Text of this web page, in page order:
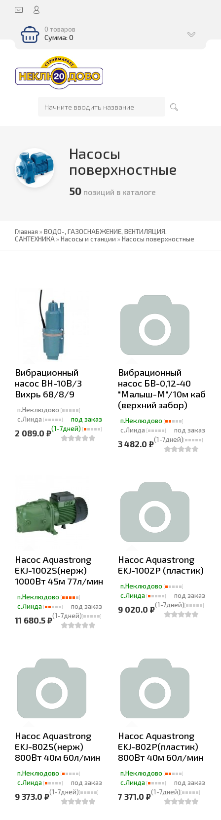
0 товаров
Сумма: 0
Насосы
поверхностные
50 позиций в каталоге
Главная »ВОДО-, ГАЗОСНАБЖЕНИЕ, ВЕНТИЛЯЦИЯ,
САНТЕХНИКА»Насосы и станции »Насосы поверхностные
Вибрационный
насос ВН-10В/3
Вихрь 68/8/9
п.Неклюдово
с.Линда
под заказ
(1-7дней)
2 089.0 ₽
Вибрационный
насос БВ-0,12-40
"Малыш-М"/10м каб
(верхний забор)
п.Неклюдово
с.Линда
под заказ
(1-7дней)
3 482.0 ₽
Насос Aquastrong
EKJ-1002S(нерж)
1000Вт 45м 77л/мин
п.Неклюдово
с.Линда
под заказ
(1-7дней)
11 680.5 ₽
Насос Aquastrong
EKJ-1002P (пластик)
п.Неклюдово
с.Линда
под заказ
(1-7дней)
9 020.0 ₽
Насос Aquastrong
EKJ-802S(нерж)
800Вт 40м 60л/мин
п.Неклюдово
с.Линда
под заказ
(1-7дней)
9 373.0 ₽
Насос Aquastrong
EKJ-802P(пластик)
800Вт 40м 60л/мин
п.Неклюдово
с.Линда
под заказ
(1-7дней)
7 371.0 ₽